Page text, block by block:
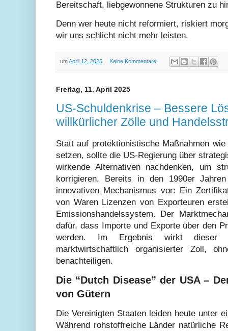
Bereitschaft, liebgewonnene Strukturen zu
Denn wer heute nicht reformiert, riskiert
wir uns schlicht nicht mehr leisten.
umApril 12, 2025 Keine Kommentare:
Freitag, 11. April 2025
US-Schuldenkrise – Bessere
willkürlicher Zölle und
Statt auf protektionistische Maßnahmen
setzen, sollte die US-Regierung über
wirkende Alternativen nachdenken, um
korrigieren. Bereits in den 1990er
innovativen Mechanismus vor: Ein
von Waren Lizenzen von Exporteuren
Emissionshandelssystem. Der
dafür, dass Importe und Exporte über den
werden. Im Ergebnis wirkt dieser
marktwirtschaftlich organisierter Zoll,
benachteiligen.
Die “Dutch Disease” der USA –
von Gütern
Die Vereinigten Staaten leiden heute unter
Während rohstoffreiche Länder natürliche